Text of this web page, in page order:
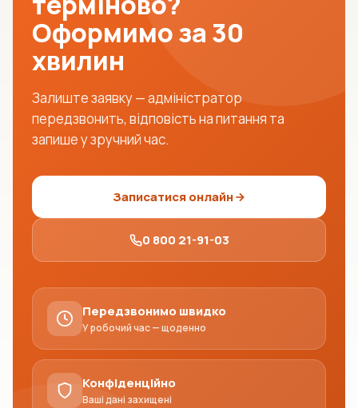
Оформимо за 30
хвилин
Залиште заявку — адміністратор
передзвонить, відповість на питання та
запише у зручний час.
Записатися онлайн
0 800 21-91-03
Передзвонимо швидко
У робочий час — щоденно
Конфіденційно
Ваші дані захищені